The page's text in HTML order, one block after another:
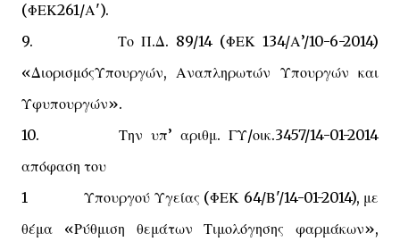
(ΦΕΚ261/Α').
9. Το Π.Δ. 89/14 (ΦΕΚ 134/Α’/10-6-2014)
«ΔιορισμόςΥπουργών, Αναπληρωτών Υπουργών και
Υφυπουργών».
10. Την υπ’ αριθμ. ΓΥ/οικ.3457/14-01-2014
απόφαση του
1 Υπουργού Υγείας (ΦΕΚ 64/Β'/14-01-2014), με
θέμα «Ρύθμιση θεμάτων Τιμολόγησης φαρμάκων»,